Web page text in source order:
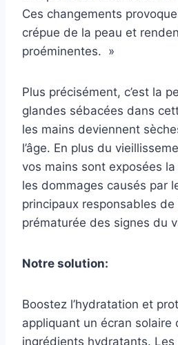
Ces changements
crépue de la peau et
proéminentes. »
Plus précisément, c’est la
glandes sébacées dans
les mains deviennent
l’âge. En plus du
vos mains sont exposées
les dommages causés par
principaux responsables de
prématurée des signes du
Notre solution:
Boostez l’hydratation et
appliquant un écran solaire
ingrédients hydratants.